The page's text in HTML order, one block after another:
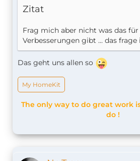
Zitat
Frag mich aber nicht was das
Verbesserungen gibt ... das
Das geht uns allen so
My HomeKit
The only way to do great work
do !